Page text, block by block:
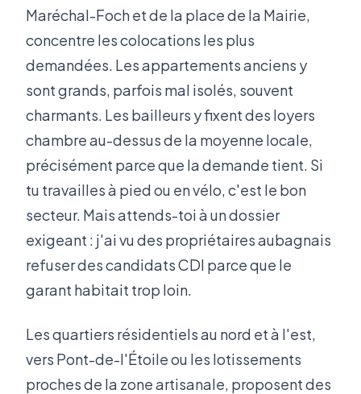
Maréchal-Foch et de la place de la Mairie,
concentre les colocations les plus
demandées. Les appartements anciens y
sont grands, parfois mal isolés, souvent
charmants. Les bailleurs y fixent des loyers
chambre au-dessus de la moyenne locale,
précisément parce que la demande tient. Si
tu travailles à pied ou en vélo, c'est le bon
secteur. Mais attends-toi à un dossier
exigeant : j'ai vu des propriétaires aubagnais
refuser des candidats CDI parce que le
garant habitait trop loin.
Les quartiers résidentiels au nord et à l'est,
vers Pont-de-l'Étoile ou les lotissements
proches de la zone artisanale, proposent des